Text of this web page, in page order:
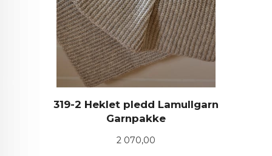
319-2 Heklet pledd Lamullgarn
Garnpakke
Pris
2 070,00